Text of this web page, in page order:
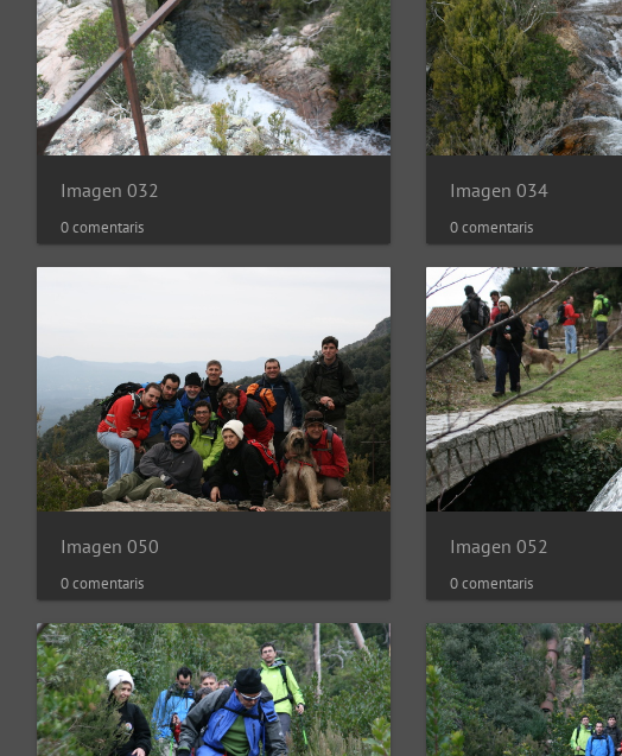
Imagen 032
0 comentaris
Imagen 034
0 comentaris
Imagen 050
0 comentaris
Imagen 052
0 comentaris